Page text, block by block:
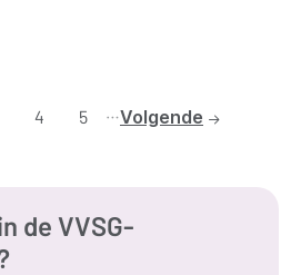
Ga
4
Ga
5 Volgende
de VVSG-